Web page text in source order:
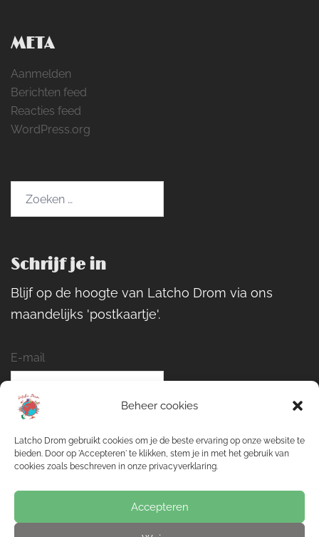
Beheer cookies
Latcho Drom gebruikt cookies om je de beste ervaring op onze website te
bieden. Door op 'Accepteren' te klikken, stem je in met het gebruik van
cookies zoals beschreven in onze privacyverklaring.
Accepteren
META
Aanmelden
Berichten feed
Reacties feed
WordPress.org
Schrijf je in
Blijf op de hoogte van Latcho Drom via ons
maandelijks 'postkaartje'.
E-mail
Naam